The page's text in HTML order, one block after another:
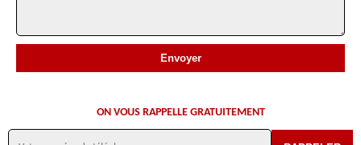
ON VOUS RAPPELLE GRATUITEMENT